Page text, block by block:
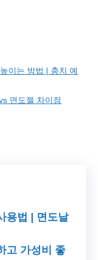
이는 방법 | 충치 예
면도젤 차이점
용법 | 면도날
고 가성비 좋